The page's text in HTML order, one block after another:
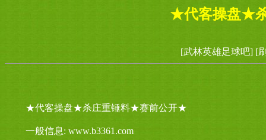
★代客操盘★
[武林英雄足球吧] [
★代客操盘★杀庄重锤料★赛前公开★
一般信息: www.b3361.com